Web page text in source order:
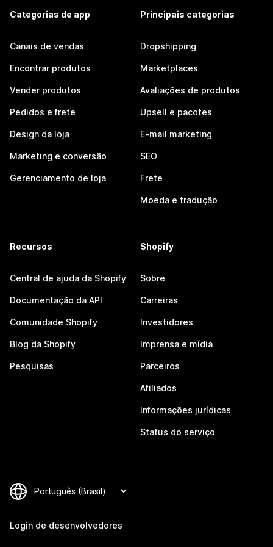
Categorias de app
Canais de vendas
Encontrar produtos
Vender produtos
Pedidos e frete
Design da loja
Marketing e conversão
Gerenciamento de loja
Principais categorias
Dropshipping
Marketplaces
Avaliações de produtos
Upsell e pacotes
E-mail marketing
SEO
Frete
Moeda e tradução
Recursos
Central de ajuda da Shopify
Documentação da API
Comunidade Shopify
Blog da Shopify
Pesquisas
Shopify
Sobre
Carreiras
Investidores
Imprensa e mídia
Parceiros
Afiliados
Informações jurídicas
Status do serviço
Login de desenvolvedores